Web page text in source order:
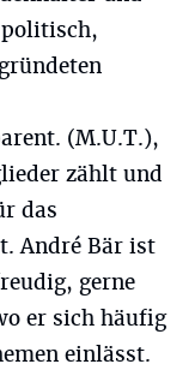
(M.U.T.),
zählt und
das
André Bär ist
gerne
er sich häufig
einlässt.